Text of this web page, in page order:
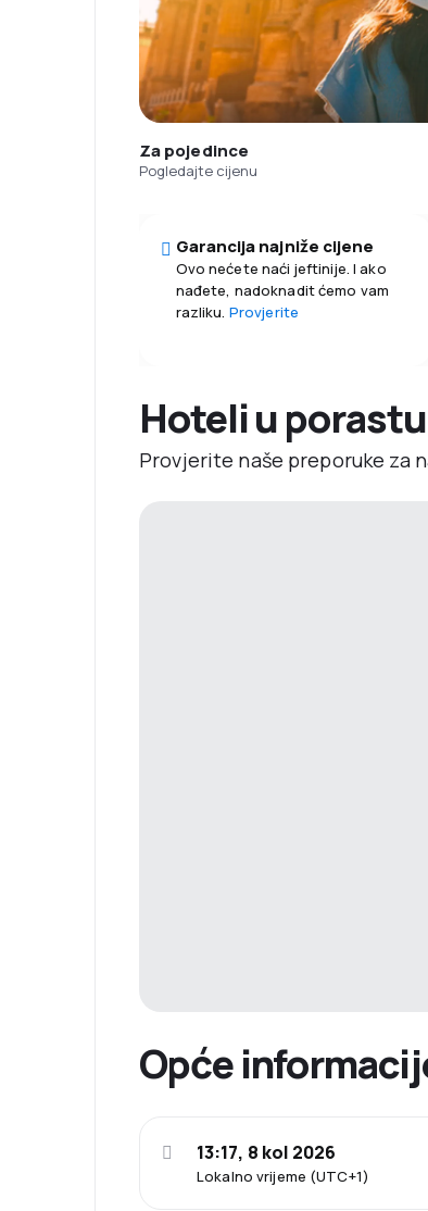
Za pojedince
Pogledajte cijenu
Garancija najniže cijene
Ovo nećete naći jeftinije. I ako
nađete, nadoknadit ćemo vam
razliku. Provjerite
Hoteli u
Provjerite naše preporuke za
Opće
Lokalno vrijeme (UTC+1)
13:17, 8 kol 2026